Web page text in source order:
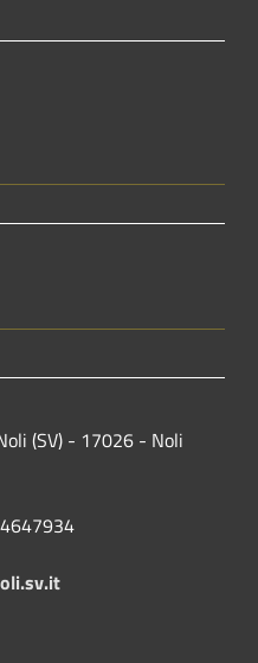
(SV) - 17026 - Noli